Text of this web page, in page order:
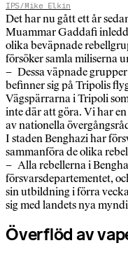
IPS/Mike Elkin
Det har nu gått ett år
Muammar Gaddafi
olika beväpnade
försöker samla miliserna
– Dessa väpnade
befinner sig på Tripolis
Vägspärrarna i Tripoli
inte där att göra. Vi har
av nationella
I staden Benghazi har
sammanföra de olika
– Alla rebellerna i
försvarsdepartementet,
sin utbildning i förra
sig med landets nya
Överflöd av